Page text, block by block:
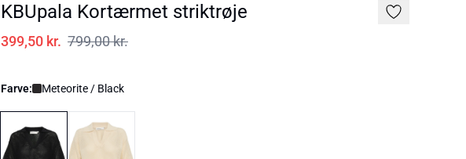
KBUpala Kortærmet striktrøje
399,50 kr. 799,00 kr.
Farve: Meteorite / Black